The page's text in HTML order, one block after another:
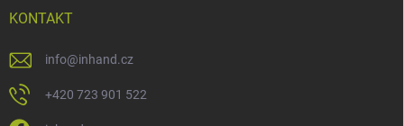
KONTAKT
info@inhand.cz
+420 723 901 522